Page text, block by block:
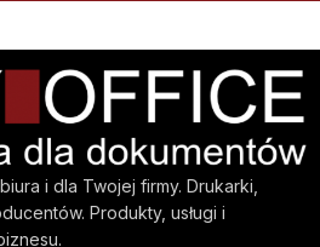
i dla Twojej firmy. Drukarki,
Produkty, usługi i